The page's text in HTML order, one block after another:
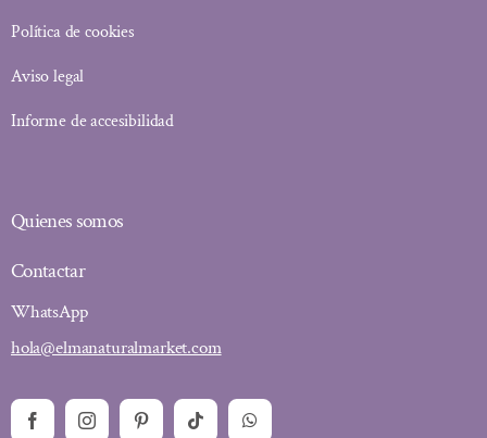
Política de cookies
Aviso legal
Informe de accesibilidad
Quienes somos
Contactar
WhatsApp
hola@elmanaturalmarket.com